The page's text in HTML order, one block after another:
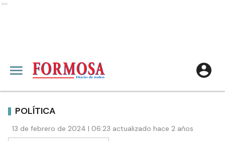
Ads
POLÍTICA
13 de febrero de 2024 | 06:23 actualizado hace 2 años